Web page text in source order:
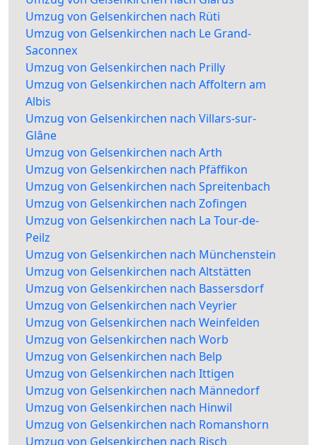
Umzug von Gelsenkirchen nach Rüti
Umzug von Gelsenkirchen nach Le Grand-
Saconnex
Umzug von Gelsenkirchen nach Prilly
Umzug von Gelsenkirchen nach Affoltern am
Albis
Umzug von Gelsenkirchen nach Villars-sur-
Glâne
Umzug von Gelsenkirchen nach Arth
Umzug von Gelsenkirchen nach Pfäffikon
Umzug von Gelsenkirchen nach Spreitenbach
Umzug von Gelsenkirchen nach Zofingen
Umzug von Gelsenkirchen nach La Tour-de-
Peilz
Umzug von Gelsenkirchen nach Münchenstein
Umzug von Gelsenkirchen nach Altstätten
Umzug von Gelsenkirchen nach Bassersdorf
Umzug von Gelsenkirchen nach Veyrier
Umzug von Gelsenkirchen nach Weinfelden
Umzug von Gelsenkirchen nach Worb
Umzug von Gelsenkirchen nach Belp
Umzug von Gelsenkirchen nach Ittigen
Umzug von Gelsenkirchen nach Männedorf
Umzug von Gelsenkirchen nach Hinwil
Umzug von Gelsenkirchen nach Romanshorn
Umzug von Gelsenkirchen nach Risch